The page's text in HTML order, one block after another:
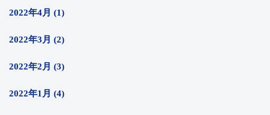
2022年4月 (1)
2022年3月 (2)
2022年2月 (3)
2022年1月 (4)